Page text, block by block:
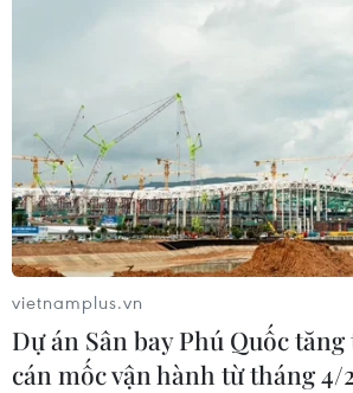
vietnamplus.vn
Dự án Sân bay Phú Quốc
cán mốc vận hành từ tháng 4/